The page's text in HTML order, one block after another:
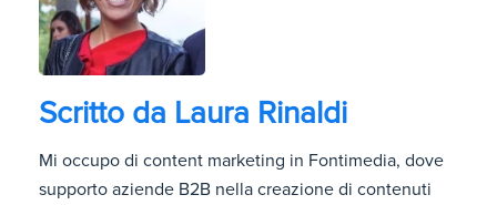
Scritto da Laura Rinaldi
Mi occupo di content marketing in Fontimedia, dove
supporto aziende B2B nella creazione di contenuti